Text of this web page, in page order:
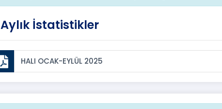
Aylık İstatistikler
HALI OCAK-EYLÜL 2025